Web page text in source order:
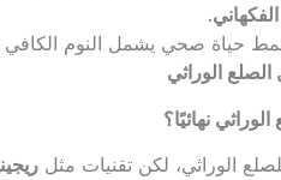
.
حياة صحي يشمل النوم الكافي
الصلع الوراثي
نهائيًا؟
الوراثي، لكن تقنيات مثل